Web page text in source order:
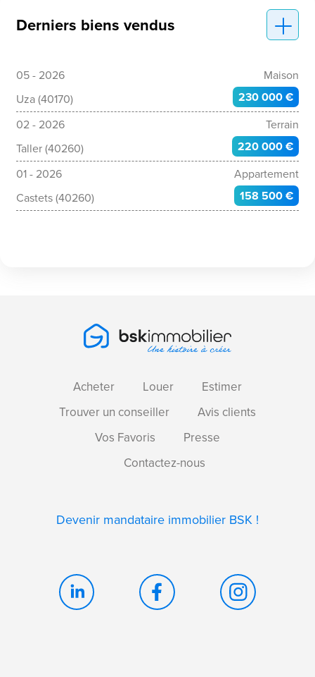
Derniers biens vendus
05 - 2026
Maison
Uza (40170)
230 000 €
02 - 2026
Terrain
Taller (40260)
220 000 €
01 - 2026
Appartement
Castets (40260)
158 500 €
Acheter Louer
Estimer
Trouver un conseiller
Avis clients
Vos Favoris
Presse
Contactez-nous
Devenir mandataire immobilier BSK !